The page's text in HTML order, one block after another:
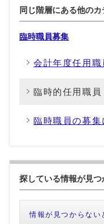
同じ階層にある他のカ
臨時職員募集
会計年度任用職
臨時的任用職員
臨時職員の募集
探している情報が見つ
情報が見つからない